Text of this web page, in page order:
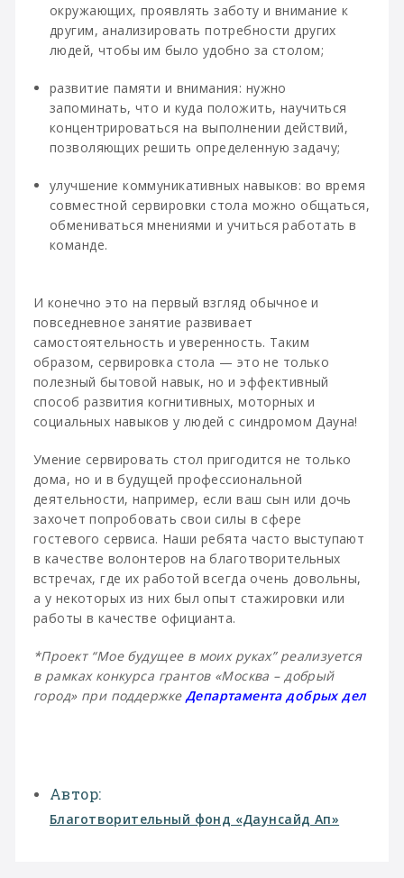
окружающих, проявлять заботу и внимание к
другим, анализировать потребности других
людей, чтобы им было удобно за столом;
развитие памяти и внимания: нужно
запоминать, что и куда положить, научиться
концентрироваться на выполнении действий,
позволяющих решить определенную задачу;
улучшение коммуникативных навыков: во время
совместной сервировки стола можно общаться,
обмениваться мнениями и учиться работать в
команде.
И конечно это на первый взгляд обычное и
повседневное занятие развивает
самостоятельность и уверенность. Таким
образом, сервировка стола — это не только
полезный бытовой навык, но и эффективный
способ развития когнитивных, моторных и
социальных навыков у людей с синдромом Дауна!
Умение сервировать стол пригодится не только
дома, но и в будущей профессиональной
деятельности, например, если ваш сын или дочь
захочет попробовать свои силы в сфере
гостевого сервиса. Наши ребята часто выступают
в качестве волонтеров на благотворительных
встречах, где их работой всегда очень довольны,
а у некоторых из них был опыт стажировки или
работы в качестве официанта.
*Проект “Мое будущее в моих руках” реализуется
в рамках конкурса грантов «Москва – добрый
город» при поддержке Департамента добрых дел
Автор:
Благотворительный фонд «Даунсайд Ап»